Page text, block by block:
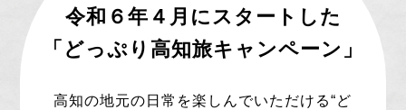
令和６年４月にスタートした
「どっぷり高知旅キャンペーン」
高知の地元の日常を楽しんでいただける“ど